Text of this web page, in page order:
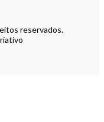
reservados.